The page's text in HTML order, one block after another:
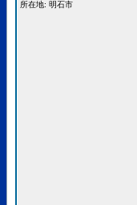
所在地: 明石市